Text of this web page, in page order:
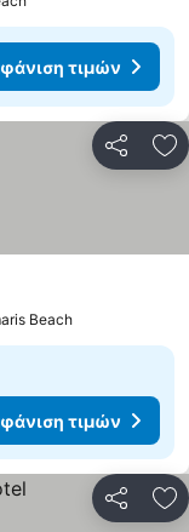
τιμών
Beach
τιμών